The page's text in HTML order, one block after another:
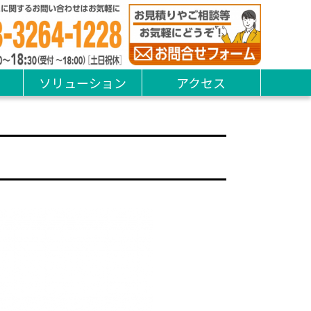
ソリューション アクセス